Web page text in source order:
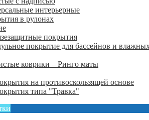
интерьерные
в рулонах
покрытия
покрытие для бассейнов и
коврики – Ринго маты
на противоскользящей основе
типа "Травка"